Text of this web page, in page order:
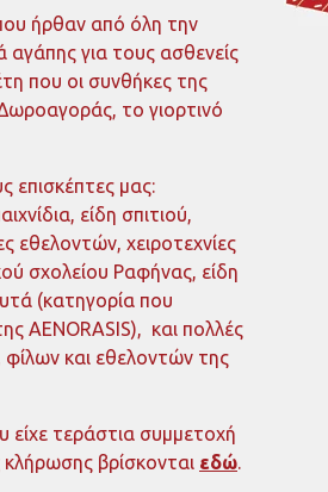
ήρθαν από όλη την
αγάπης για τους ασθενείς
που οι συνθήκες της
το γιορτινό
επισκέπτες μας:
είδη σπιτιού,
εθελοντών, χειροτεχνίες
σχολείου Ραφήνας, είδη
(κατηγορία που
AENORASIS), και πολλές
και εθελοντών της
τεράστια συμμετοχή
βρίσκονται εδώ.